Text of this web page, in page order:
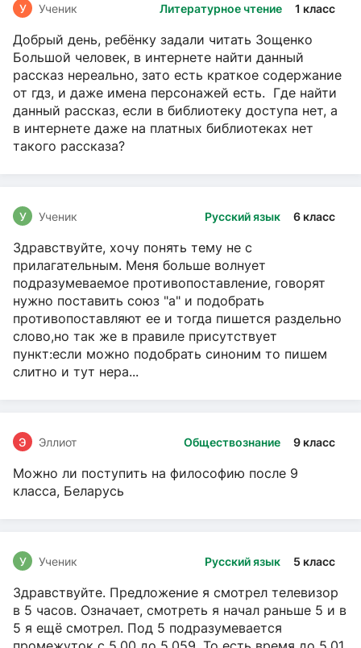
Литературное чтение 1 класс
У Ученик
Добрый день, ребёнку задали читать Зощенко
Большой человек, в интернете найти данный
рассказ нереально, зато есть краткое содержание
от гдз, и даже имена персонажей есть. Где найти
данный рассказ, если в библиотеку доступа нет, а
в интернете даже на платных библиотеках нет
такого рассказа?
Русский язык 6 класс
У Ученик
Здравствуйте, хочу понять тему не с
прилагательным. Меня больше волнует
подразумеваемое противопоставление, говорят
нужно поставить союз "а" и подобрать
противопоставляют ее и тогда пишется раздельно
слово,но так же в правиле присутствует
пункт:если можно подобрать синоним то пишем
слитно и тут нера...
Обществознание 9 класс
Э Эллиот
Можно ли поступить на философию после 9
класса, Беларусь
Русский язык 5 класс
У Ученик
Здравствуйте. Предложение я смотрел телевизор
в 5 часов. Означает, смотреть я начал раньше 5 и в
5 я ещё смотрел. Под 5 подразумевается